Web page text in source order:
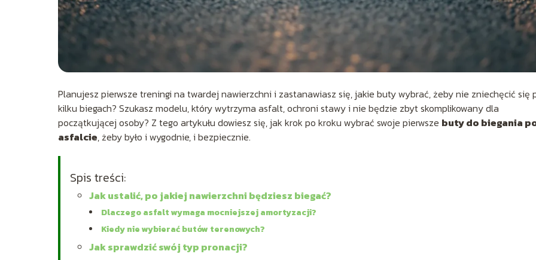
Planujesz pierwsze treningi na twardej nawierzchni i zastanawiasz się, jakie buty wybrać, żeby nie zniechęcić się
kilku biegach? Szukasz modelu, który wytrzyma asfalt, ochroni stawy i nie będzie zbyt skomplikowany dla
początkującej osoby? Z tego artykułu dowiesz się, jak krok po kroku wybrać swoje pierwsze buty do biegania
asfalcie, żeby było i wygodnie, i bezpiecznie.
Spis treści:
Jak ustalić, po jakiej nawierzchni będziesz biegać?
Dlaczego asfalt wymaga mocniejszej amortyzacji?
Kiedy nie wybierać butów terenowych?
Jak sprawdzić swój typ pronacji?